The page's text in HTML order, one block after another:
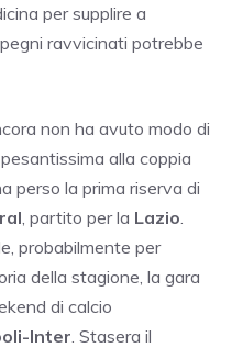
per supplire a
ravvicinati potrebbe
non ha avuto modo di
alla coppia
perso la prima riserva di
, partito per la Lazio.
probabilmente per
della stagione, la gara
di calcio
Inter. Stasera il